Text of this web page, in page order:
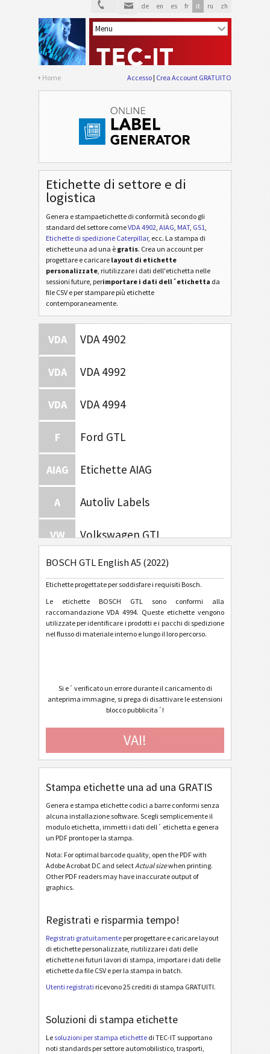
de en es fr it ru zh
Home Accesso Crea Account GRATUITO
Etichette di settore e di
logistica
Genera e stampaetichette di conformità secondo gli
standard del settore comeVDA 4902, AIAG, MAT, GS1,
Etichette di spedizione Caterpillar, ecc. La stampa di
etichette una ad una è gratis. Crea un account per
progettare e caricare layout di etichette
personalizzate, riutilizzare i dati dell'etichetta nelle
sessioni future, perimportare i dati dell´etichetta da
file CSV e per stampare più etichette
contemporaneamente.
VDA VDA 4902
VDA VDA 4992
VDA VDA 4994
F Ford GTL
AIAG Etichette AIAG
A Autoliv Labels
VW Volkswagen GTL
GM General Motors
CAT Caterpillar
GS1 Etichette GS1
G Galia
B BOSCH
BOSCH GTL Deutsch A5 (2022)
BOSCH GTL Deutsch KLT1 (2022)
BOSCH GTL English A5 (2022)
BOSCH GTL English A6 (2022)
BOSCH GTL English SLC1 (2022)
BOSCH GTL English SLC2 (2022)
BOSCH MAT Label 70*48
BOSCH MAT Label KLT
BOSCH Neutral 70x17mm
BOSCH Neutral 17x17mm
MAT
Etichette MAT
BOSCH GTL English A5 (2022)
Etichette progettate per soddisfare i requisiti Bosch.
Le etichette BOSCH GTL sono conformi alla
raccomandazione VDA 4994. Queste etichette vengono
utilizzate per identificare i prodotti e i pacchi di spedizione
nel flusso di materiale interno e lungo il loro percorso.
Si e´ verificato un errore durante il caricamento di
anteprima immagine, si prega di disattivare le estensioni
blocco pubblicita´!
VAI!
Stampa etichette una ad una GRATIS
Genera e stampa etichette codici a barre conformi senza
alcuna installazione software. Scegli semplicemente il
modulo etichetta, immetti i dati dell´ etichetta e genera
un PDF pronto per la stampa.
Nota: For optimal barcode quality, open the PDF with
Adobe Acrobat DC and selectActual sizewhen printing.
Other PDF readers may have inaccurate output of
graphics.
Registrati e risparmia tempo!
Registrati gratuitamente per progettare e caricare layout
di etichette personalizzate, riutilizzare i dati delle
etichette nei futuri lavori di stampa, importare i dati delle
etichette da file CSV e per la stampa in batch.
Utenti registrati ricevono 25 crediti di stampa GRATUITI.
Soluzioni di stampa etichette
Le soluzioni per stampa etichette di TEC-IT supportano
noti standards per settore automobilistico, trasporti,